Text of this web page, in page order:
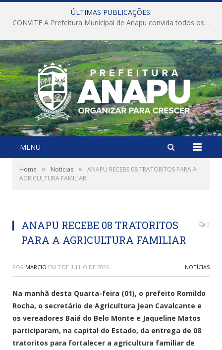
ÚLTIMAS PUBLICAÇÕES:
CONVITE A Prefeitura Municipal de Anapu convida todos os servidores públicos municipais para participarem da Audiência Pública de discussão da Lei de Diretrizes Orçamentárias (LDO), importante instrumento de planejamento das ações e investimentos da Administração Pública para o próximo exercício financeiro.
MENU
Home » Notícias »
ANAPU RECEBE 08 TRATORITOS PARA A
AGRICULTURA FAMILIAR
ANAPU RECEBE 08 TRATORITOS
PARA A AGRICULTURA FAMILIAR
0
POR MARCIO EM 7 DE JULHO DE 2026 NOTÍCIAS
Na manhã desta Quarta-feira (01), o prefeito Romildo
Rocha, o secretário de Agricultura Jean Cavalcante e
os vereadores Baiá do Belo Monte e Jaqueline Matos
participaram, na capital do Estado, da entrega de 08
tratoritos para fortalecer a agricultura familiar de